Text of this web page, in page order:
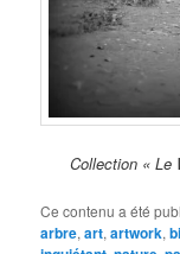
Collection « Le
Ce contenu a été
arbre,art,artwork,